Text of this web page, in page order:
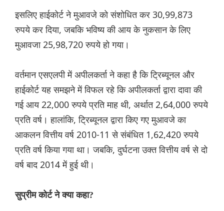
इसलिए हाईकोर्ट ने मुआवजे को संशोधित कर 30,99,873
रुपये कर दिया, जबकि भविष्य की आय के नुकसान के लिए
मुआवजा 25,98,720 रुपये हो गया।
वर्तमान एसएलपी में अपीलकर्ता ने कहा है कि ट्रिब्यूनल और
हाईकोर्ट यह समझने में विफल रहे कि अपीलकर्ता द्वारा दावा की
गई आय 22,000 रुपये प्रति माह थी, अर्थात 2,64,000 रुपये
प्रति वर्ष। हालांकि, ट्रिब्यूनल द्वारा किए गए मुआवजे का
आकलन वित्तीय वर्ष 2010-11 से संबंधित 1,62,420 रुपये
प्रति वर्ष किया गया था। जबकि, दुर्घटना उक्त वित्तीय वर्ष से दो
वर्ष बाद 2014 में हुई थी।
सुप्रीम कोर्ट ने क्या कहा?